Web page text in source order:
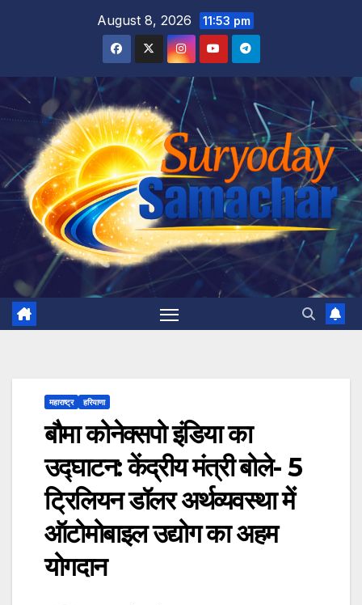
August 8, 2026 11:53 pm
महाराष्ट्र हरियाणा
बौमा कोनेक्सपो इंडिया का
उद्घाटन: केंद्रीय मंत्री बोले- 5
ट्रिलियन डॉलर अर्थव्यवस्था में
ऑटोमोबाइल उद्योग का अहम
योगदान